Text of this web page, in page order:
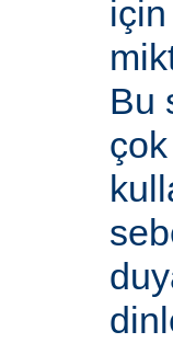
için
Bu